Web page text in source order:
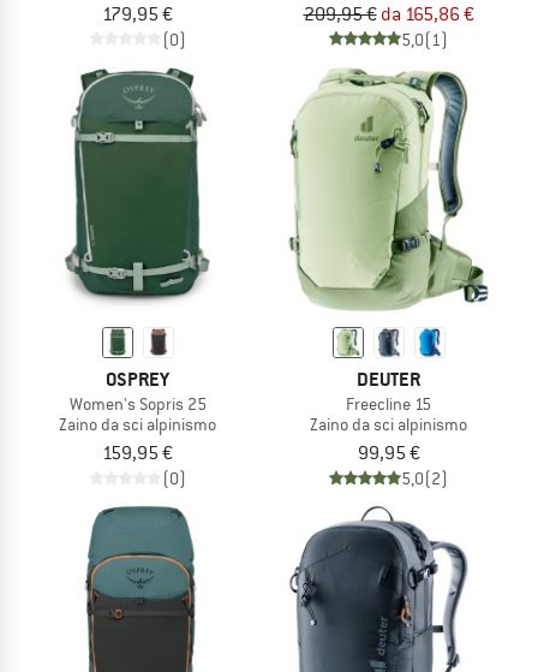
179,95 €
(0)
209,95 € da 165,86 €
5,0(1)
OSPREY
Women's Sopris 25
Zaino da sci alpinismo
159,95 €
(0)
DEUTER
Freecline 15
Zaino da sci alpinismo
99,95 €
5,0(2)